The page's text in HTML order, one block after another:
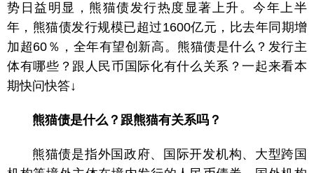
势日益明显，熊猫债发行热度显著上升。今年上半
年，熊猫债发行规模已超过1600亿元，比去年同期增
加超60％，全年有望创新高。熊猫债是什么？发行主
体有哪些？跟人民币国际化有什么关系？一起来看本
期快问快答↓
熊猫债是什么？跟熊猫有关系吗？
熊猫债是指外国政府、国际开发机构、大型跨国